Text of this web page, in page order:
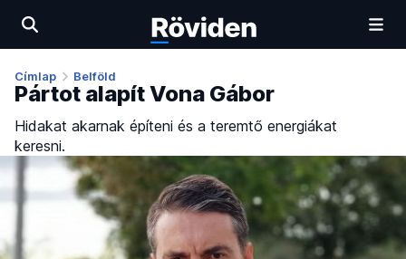
Címlap Belföld
Pártot alapít Vona Gábor
Hidakat akarnak építeni és a teremtő energiákat
keresni.